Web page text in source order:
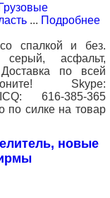
... Подробнее
спалкой и без.
асфальт,
по всей
Skype:
616-385-365
по силке на товар
новые